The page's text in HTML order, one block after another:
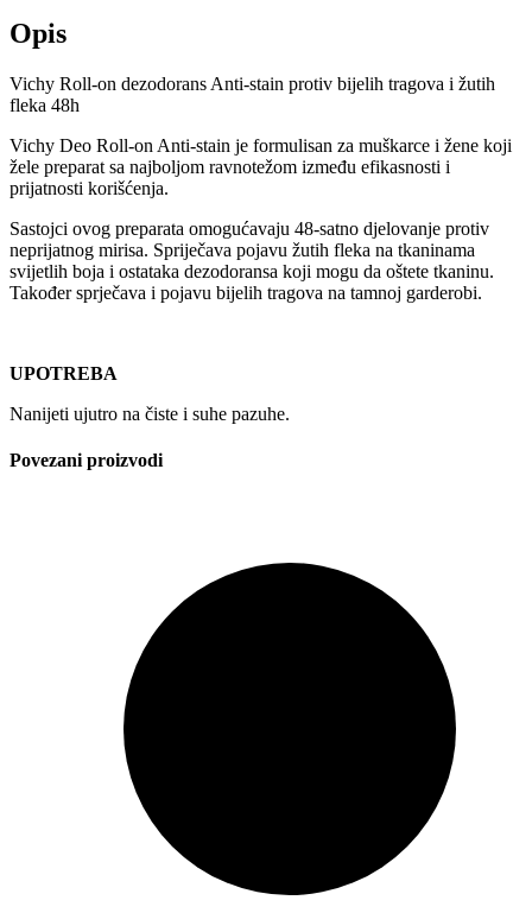
Opis
Vichy Roll-on dezodorans Anti-stain protiv bijelih tragova i žutih
fleka 48h
Vichy Deo Roll-on Anti-stain je formulisan za muškarce i žene koji
žele preparat sa najboljom ravnotežom između efikasnosti i
prijatnosti korišćenja.
Sastojci ovog preparata omogućavaju 48-satno djelovanje protiv
neprijatnog mirisa. Spriječava pojavu žutih fleka na tkaninama
svijetlih boja i ostataka dezodoransa koji mogu da oštete tkaninu.
Također sprječava i pojavu bijelih tragova na tamnoj garderobi.
UPOTREBA
Nanijeti ujutro na čiste i suhe pazuhe.
Povezani proizvodi